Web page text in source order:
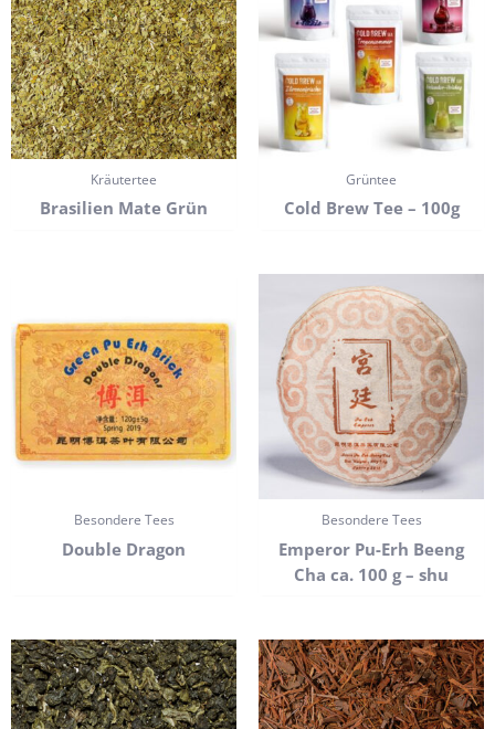
Kräutertee
Brasilien Mate Grün
Grüntee
Cold Brew Tee – 100g
Besondere Tees
Double Dragon
Besondere Tees
Emperor Pu-Erh Beeng
Cha ca. 100 g – shu